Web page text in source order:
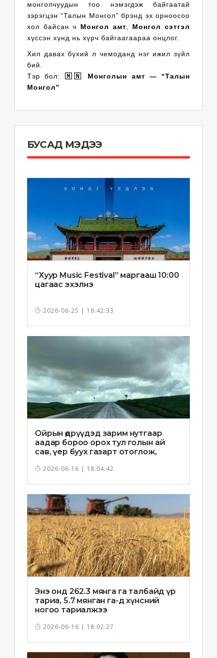
монголчуудын тоо нэмэгдэж байгаатай
зэрэгцэн “Талын Монгол” брэнд эх орноосоо
хол байсан ч Монгол амт, Монгол сэтгэл
хүссэн хүнд нь хүрч байгаагаараа онцлог.
Хил давах бүхий л чемоданд нэг ижил зүйл
бий.
Тэр бол: 🇲🇳 Монголын амт — “Талын
Монгол”
БУСАД МЭДЭЭ
“Хуур Music Festival” маргааш 10:00
цагаас эхэлнэ
2026-06-25 | 18:42:33
Ойрын өдрүүдэд зарим нутгаар
аадар бороо орох тул голын ай
сав, үер буух газарт отоглож,
2026-06-16 | 18:04:42
Энэ онд 262.3 мянга га талбайд үр
тариа, 5.7 мянган га-д хүнсний
ногоо тариалжээ
2026-06-16 | 18:02:27